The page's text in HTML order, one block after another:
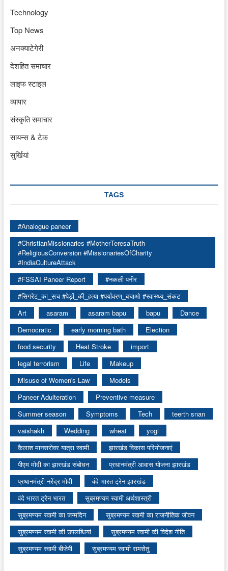
Technology
Top News
अनक्याटेगेरी
देशहित समाचार
लाइफ स्टाइल
व्यापार
संस्कृति समाचार
सायन्स & टेक
सुर्खियां
TAGS
#Analogue paneer
#ChristianMissionaries #MotherTeresaTruth
#ReligiousConversion #MissionariesOfCharity
#IndiaCultureAttack
#FSSAI Paneer Report
#नकली पनीर
#सिगरेट_का_सच #पेड़ों_की_हत्या #पर्यावरण_बचाओ #स्वास्थ्य_संकट
Art
asaram asaram bapu bapu
Dance
Democratic
early morning bath
Election
food security
Heat Stroke
import
legal terrorism
Life
Makeup
Misuse of Women's Law
Models
Paneer Adulteration
Preventive measure
Summer season
Symptoms Tech
teerth snan
vaishakh
Wedding wheat
yogi
कैलाश मानसरोवर यात्रा स्वामी
झारखंड विकास परियोजनाएं
पीएम मोदी का झारखंड संबोधन
प्रधानमंत्री आवास योजना झारखंड
प्रधानमंत्री नरेंद्र मोदी
वंदे भारत ट्रेन झारखंड
वंदे भारत ट्रेन भारत
सुब्रमण्यम स्वामी अर्थशास्त्री
सुब्रमण्यम स्वामी का जन्मदिन
सुब्रमण्यम स्वामी का राजनीतिक जीवन
सुब्रमण्यम स्वामी की उपलब्धियां
सुब्रमण्यम स्वामी की विदेश नीति
सुब्रमण्यम स्वामी बीजेपी
सुब्रमण्यम स्वामी रामसेतु